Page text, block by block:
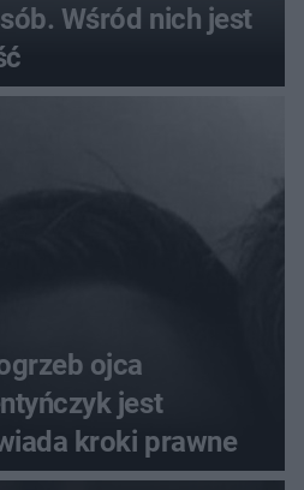
Wśród nich jest
ojca
jest
kroki prawne